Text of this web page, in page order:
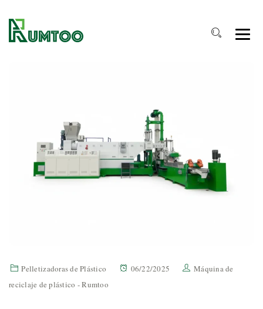
Pelletizadoras de Plástico 06/22/2025
Máquina de
reciclaje de plástico - Rumtoo